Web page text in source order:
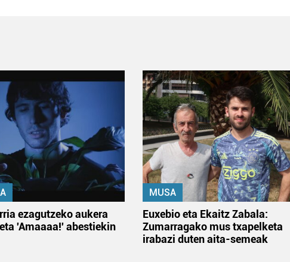
ezagutzeko aukera
'Amaaaa!' abestiekin
MUSA
Euxebio eta Ekaitz Zabala:
Zumarragako mus txapelketa
irabazi duten aita-semeak